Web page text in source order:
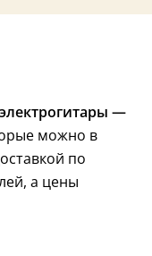
Индонезия
электрогитары —
можно в
по
а цены